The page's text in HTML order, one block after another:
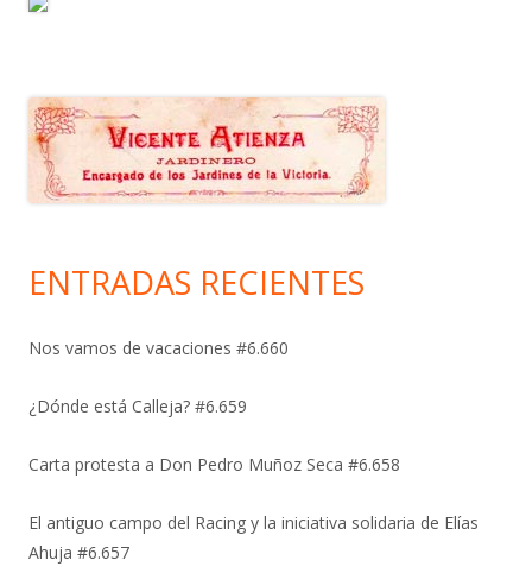
ENTRADAS RECIENTES
Nos vamos de vacaciones #6.660
¿Dónde está Calleja? #6.659
Carta protesta a Don Pedro Muñoz Seca #6.658
El antiguo campo del Racing y la iniciativa solidaria de Elías
Ahuja #6.657